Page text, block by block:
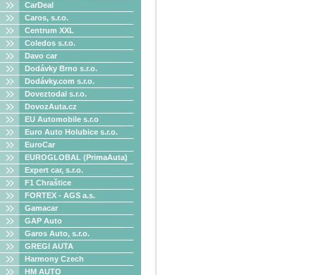
CarDeal
Caros, s.r.o.
Centrum XXL
Coledos s.r.o.
Davo car
Dodávky Brno s.r.o.
Dodávky.com s.r.o.
Doveztodal s.r.o.
DovozAuta.cz
EU Automobile s.r.o
Euro Auto Holubice s.r.o.
EuroCar
EUROGLOBAL (PrimaAuta)
Expert car, s.r.o.
F1 Chraštice
FORTEX - AGS a.s.
Gamacar
GAP Auto
Garos Auto, s.r.o.
GREGI AUTA
Harmony Czech
HM AUTO